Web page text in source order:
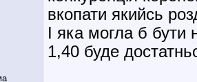
вкопати якийсь
І яка могла б бути
1,40 буде